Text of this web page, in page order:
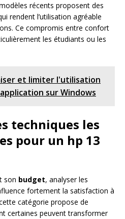
récents proposent des
rendent l’utilisation agréable
Ce compromis entre confort
les étudiants ou les
et limiter l'utilisation
sur Windows
techniques les
pour un hp 13
son budget, analyser les
fortement la satisfaction à
catégorie propose de
certaines peuvent transformer